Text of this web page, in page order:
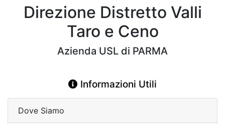
Direzione Distretto Valli
Taro e Ceno
Azienda USL di PARMA
Informazioni Utili
Dove Siamo